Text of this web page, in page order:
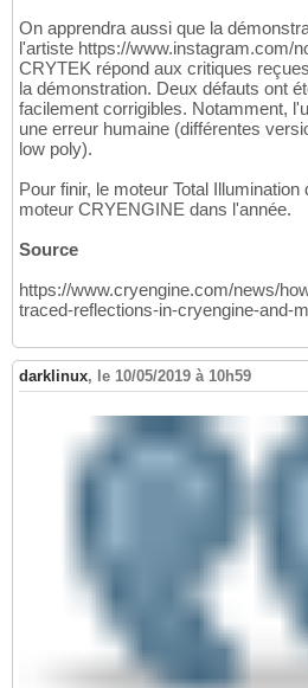
On apprendra aussi que la
l'artiste https://www.instagram.com/
CRYTEK répond aux critiques
la démonstration. Deux défauts ont
facilement corrigibles. Notamment,
une erreur humaine (différentes
low poly).
Pour finir, le moteur Total
moteur CRYENGINE dans l'année.
Source
https://www.cryengine.com/news/
traced-reflections-in-cryengine-and-
darklinux, le 10/05/2019 à 10h59